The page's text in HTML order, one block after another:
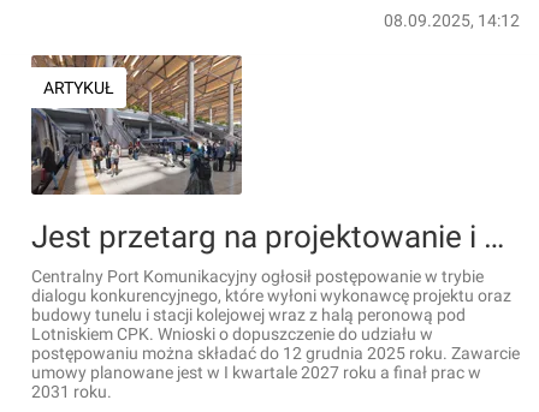
08.09.2025, 14:12
ARTYKUŁ
Jest przetarg na projektowanie i budowę tunelu i stacji kolejowej pod Lotniskiem CPK
Centralny Port Komunikacyjny ogłosił postępowanie w trybie
dialogu konkurencyjnego, które wyłoni wykonawcę projektu oraz
budowy tunelu i stacji kolejowej wraz z halą peronową pod
Lotniskiem CPK. Wnioski o dopuszczenie do udziału w
postępowaniu można składać do 12 grudnia 2025 roku. Zawarcie
umowy planowane jest w I kwartale 2027 roku a finał prac w
2031 roku.